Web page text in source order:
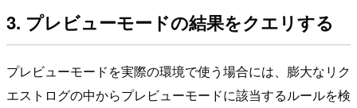
3. プレビューモードの結果をクエリする
プレビューモードを実際の環境で使う場合には、膨大なリク
エストログの中からプレビューモードに該当するルールを検